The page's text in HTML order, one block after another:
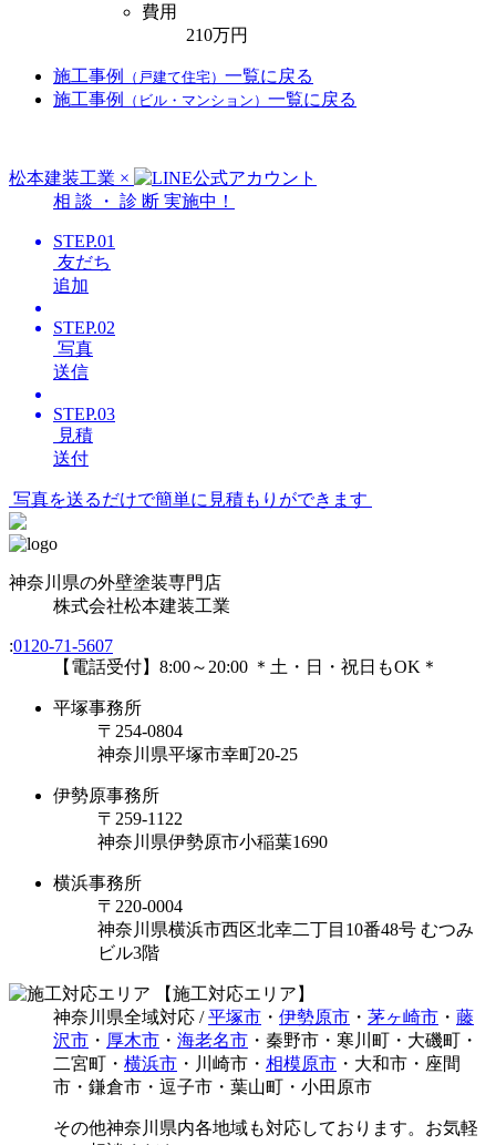
費用
210万円
施工事例 （戸建て住宅） 一覧に戻る
施工事例
（ビル・マンション） 一覧に戻る
松本建装工業 ×
相 談 ・ 診 断 実施中！
STEP.01
友だち
追加
STEP.02
写真
送信
STEP.03
見積
送付
写真を送るだけで簡単に見積もりができます
神奈川県の外壁塗装専門店
株式会社松本建装工業
:0120-71-5607
【電話受付】8:00～20:00 ＊土・日・祝日もOK＊
平塚事務所
〒254-0804
神奈川県平塚市幸町20-25
伊勢原事務所
〒259-1122
神奈川県伊勢原市⼩稲葉1690
横浜事務所
〒220-0004
神奈川県横浜市西区北幸二丁目10番48号 むつみ
ビル3階
【施工対応エリア】
神奈川県全域対応 /平塚市 ・ 伊勢原市 ・ 茅ヶ崎市 ・ 藤
沢市 ・ 厚木市 ・ 海老名市 ・秦野市・寒川町・大磯町・
二宮町・ 横浜市 ・川崎市・ 相模原市 ・大和市・座間
市・鎌倉市・逗子市・葉山町・小田原市
その他神奈川県内各地域も対応しております。お気軽